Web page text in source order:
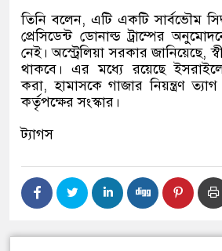
তিনি বলেন, এটি একটি সার্বভৌম
প্রেসিডেন্ট ডোনাল্ড ট্রাম্পের
নেই। অস্ট্রেলিয়া সরকার জানিয়েছে,
থাকবে। এর মধ্যে রয়েছে
করা, হামাসকে গাজার নিয়ন্ত্রণ
কর্তৃপক্ষের সংস্কার।
ট্যাগস